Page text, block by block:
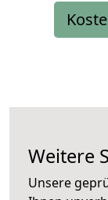
Weitere
Unsere